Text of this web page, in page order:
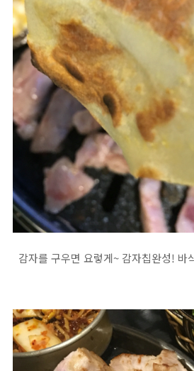
감자를 구우면 요렇게~ 감자칩완성! 바